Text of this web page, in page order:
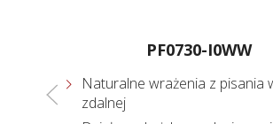
PF0730-I0WW
Naturalne wrażenia z pisania
zdalnej